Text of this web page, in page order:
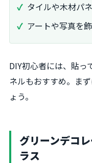
タイルや木材パ
アートや写真を
DIY初心者には、貼っ
ネルもおすすめ。ま
ょう。
グリーンデコ
ラス